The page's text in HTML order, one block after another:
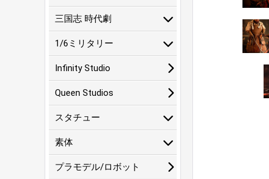
三国志 時代劇
1/6ミリタリー
Infinity Studio
Queen Studios
スタチュー
素体
プラモデル/ロボット